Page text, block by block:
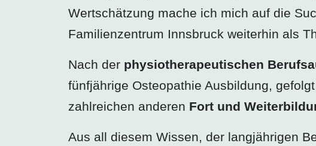
Wertschätzung mache ich mich auf die
Familienzentrum Innsbruck weiterhin als
Nach der physiotherapeutischen
fünfjährige Osteopathie Ausbildung,
zahlreichen anderen Fort und
Aus all diesem Wissen, der langjährigen